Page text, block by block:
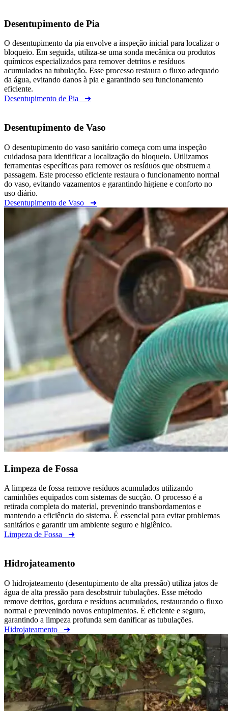
Desentupimento de Pia
O desentupimento da pia envolve a inspeção inicial para localizar o
bloqueio. Em seguida, utiliza-se uma sonda mecânica ou produtos
químicos especializados para remover detritos e resíduos
acumulados na tubulação. Esse processo restaura o fluxo adequado
da água, evitando danos à pia e garantindo seu funcionamento
eficiente.
Desentupimento de Pia ➜
Desentupimento de Vaso
O desentupimento do vaso sanitário começa com uma inspeção
cuidadosa para identificar a localização do bloqueio. Utilizamos
ferramentas específicas para remover os resíduos que obstruem a
passagem. Este processo eficiente restaura o funcionamento normal
do vaso, evitando vazamentos e garantindo higiene e conforto no
uso diário.
Desentupimento de Vaso ➜
Limpeza de Fossa
A limpeza de fossa remove resíduos acumulados utilizando
caminhões equipados com sistemas de sucção. O processo é a
retirada completa do material, prevenindo transbordamentos e
mantendo a eficiência do sistema. É essencial para evitar problemas
sanitários e garantir um ambiente seguro e higiênico.
Limpeza de Fossa ➜
Hidrojateamento
O hidrojateamento (desentupimento de alta pressão) utiliza jatos de
água de alta pressão para desobstruir tubulações. Esse método
remove detritos, gordura e resíduos acumulados, restaurando o fluxo
normal e prevenindo novos entupimentos. É eficiente e seguro,
garantindo a limpeza profunda sem danificar as tubulações.
Hidrojateamento ➜